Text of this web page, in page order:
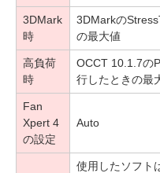
3DMark
時
3DMarkの
の最大値
高負荷
時
OCCT 10.1.7の
行したときの最
Fan
Xpert 4
の設定
Auto
使用したソフト